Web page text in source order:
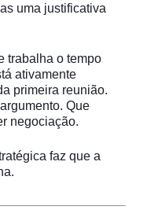
uma justificativa
trabalha o tempo
ativamente
primeira reunião.
Que
negociação.
faz que a